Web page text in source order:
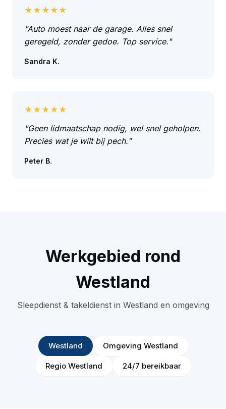
★★★★★
"Auto moest naar de garage. Alles snel
geregeld, zonder gedoe. Top service."
Sandra K.
★★★★★
"Geen lidmaatschap nodig, wel snel geholpen.
Precies wat je wilt bij pech."
Peter B.
Werkgebied rond
Westland
Sleepdienst & takeldienst in Westland en omgeving
Westland Omgeving Westland
Regio Westland 24/7 bereikbaar